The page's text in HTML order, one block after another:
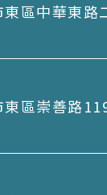
區中華東路
區崇善路